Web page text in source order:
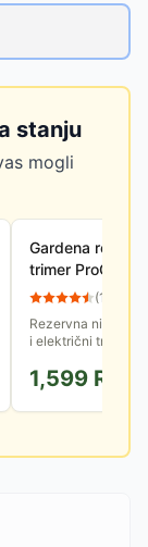
stanju
mogli
Gardena
trimer ProCut
05308-20
(109
Rezervna nit za
i električni trimer
1,599 RSD